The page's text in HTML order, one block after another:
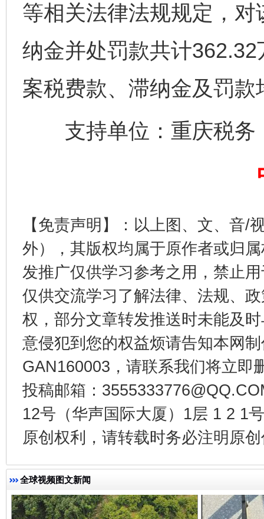
等相关法律法规规定，
纳金并处罚款共计
案税费款、滞纳金及罚
支持单位：重庆税务
【免责声明】：以上图、文、音/
外），其版权均属于原作者或归
发推广仅供学习参考之用，禁止
仅供交流学习了解法律、法规、
权，部分文章转发推送时未能及
意侵犯到您的权益烦请告知本网
GAN160003，请联系我们将立即
投稿邮箱：
12号（华声国际大厦）1层 1 2 1
原创权利，请转载时务必注明原
全球视频图文新闻
以产业富民促振兴 酒驾